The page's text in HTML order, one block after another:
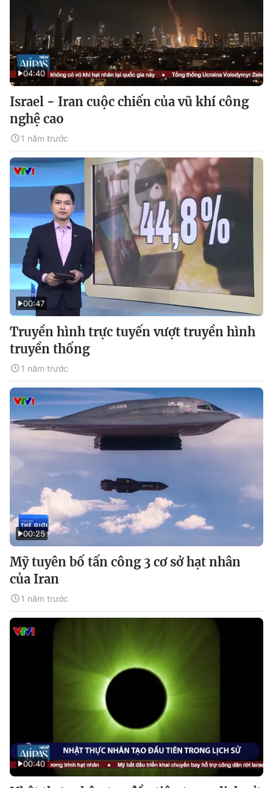
04:40
Israel - Iran cuộc chiến của vũ khí công
nghệ cao
1 năm trước
00:47
Truyền hình trực tuyến vượt truyền hình
truyền thống
1 năm trước
00:25
Mỹ tuyên bố tấn công 3 cơ sở hạt nhân
của Iran
1 năm trước
00:40